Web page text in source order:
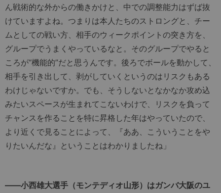
ん戦術的な外からの働きかけと、中での調整能力はずば抜
けていますよね。つまりは本人たちのストロングと、チー
ムとしての戦い方、相手のウィークポイントの突き方を、
グループでうまくやっているなと。そのグループでやると
ころが“機能的”だと思うんです。後ろでボールを動かして、
相手を引き出して、剥がしていくというのはリスクもある
わけじゃないですか。でも、そうしないとなかなか攻め込
みたいスペースが生まれてこないわけで、リスクを負って
チャンスを作ることを特に昇格した年はやっていたので、
より近くで見ることによって、『ああ、こういうことをや
りたいんだな』ということはわかりましたね」
――小西雄大選手（モンテディオ山形）はガンバ大阪のユ